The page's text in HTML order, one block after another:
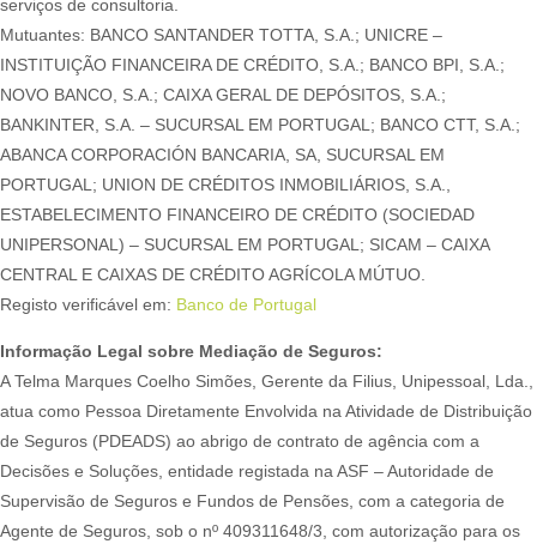
serviços de consultoria.
Mutuantes: BANCO SANTANDER TOTTA, S.A.; UNICRE –
INSTITUIÇÃO FINANCEIRA DE CRÉDITO, S.A.; BANCO BPI, S.A.;
NOVO BANCO, S.A.; CAIXA GERAL DE DEPÓSITOS, S.A.;
BANKINTER, S.A. – SUCURSAL EM PORTUGAL; BANCO CTT, S.A.;
ABANCA CORPORACIÓN BANCARIA, SA, SUCURSAL EM
PORTUGAL; UNION DE CRÉDITOS INMOBILIÁRIOS, S.A.,
ESTABELECIMENTO FINANCEIRO DE CRÉDITO (SOCIEDAD
UNIPERSONAL) – SUCURSAL EM PORTUGAL; SICAM – CAIXA
CENTRAL E CAIXAS DE CRÉDITO AGRÍCOLA MÚTUO.
Registo verificável em: Banco de Portugal
Informação Legal sobre Mediação de Seguros:
A Telma Marques Coelho Simões, Gerente da Filius, Unipessoal, Lda.,
atua como Pessoa Diretamente Envolvida na Atividade de Distribuição
de Seguros (PDEADS) ao abrigo de contrato de agência com a
Decisões e Soluções, entidade registada na ASF – Autoridade de
Supervisão de Seguros e Fundos de Pensões, com a categoria de
Agente de Seguros, sob o nº 409311648/3, com autorização para os